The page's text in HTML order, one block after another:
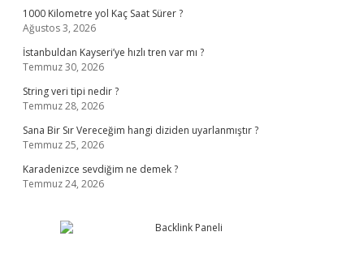
1000 Kilometre yol Kaç Saat Sürer ?
Ağustos 3, 2026
İstanbuldan Kayseri’ye hızlı tren var mı ?
Temmuz 30, 2026
String veri tipi nedir ?
Temmuz 28, 2026
Sana Bir Sır Vereceğim hangi diziden uyarlanmıştır ?
Temmuz 25, 2026
Karadenizce sevdiğim ne demek ?
Temmuz 24, 2026